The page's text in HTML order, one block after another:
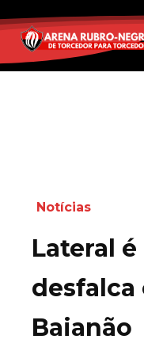
Notícias
Lateral
desfalca
Baianão